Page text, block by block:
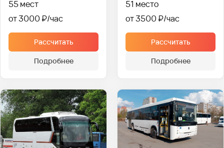
55 мест
от 3000 ₽
Рассчитать
Подробнее
51 место
от 3500 ₽
Рассчитать
Подробнее